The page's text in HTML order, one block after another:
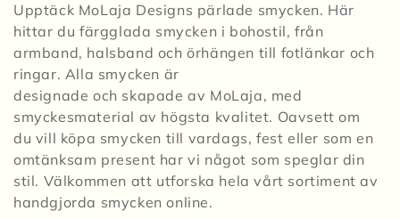
o
d
u
k
t
s
Upptäck MoLaja Designs pärlade smycken. Här
hittar du färgglada smycken i bohostil, från
armband, halsband och örhängen till fotlänkar och
ringar. Alla smycken är
designade och skapade av MoLaja, med
smyckesmaterial av högsta kvalitet. Oavsett om
du vill köpa smycken till vardags, fest eller som en
omtänksam present har vi något som speglar din
stil. Välkommen att utforska hela vårt sortiment av
handgjorda smycken online.